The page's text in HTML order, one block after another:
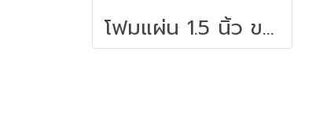
โฟมแผ่น 1.5 นิ้ว ขนาด 60 x 120 ซม.สีขาว